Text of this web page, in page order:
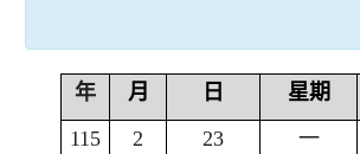
年 月 日 星期
115
2 23 一